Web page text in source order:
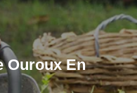
Ouroux En